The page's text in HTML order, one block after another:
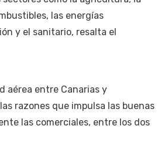
las energías
y el sanitario, resalta el
aérea entre Canarias y
razones que impulsa las buenas
las comerciales, entre los dos